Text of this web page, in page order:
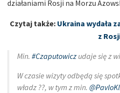
działaniami Rosji na Morzu
Czytaj także: Ukraina wydała
z
Min. #Czaputowicz udaje się z
W czasie wizyty odbędą się
władz ??, w tym z min.